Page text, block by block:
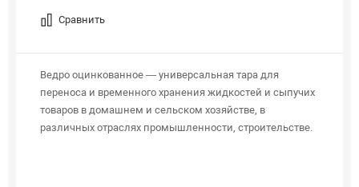
Сравнить
Ведро оцинкованное — универсальная тара для
переноса и временного хранения жидкостей и сыпучих
товаров в домашнем и сельском хозяйстве, в
различных отраслях промышленности, строительстве.